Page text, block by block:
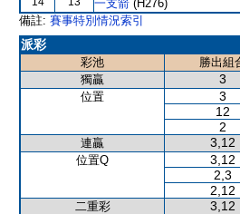
一支箭 (H276)
備註: 賽事特別情況索引
派彩
彩池 勝出組
獨贏
3
位置 3
12
2
連贏 3,12
位置Q 3,12
2,3
2,12
二重彩 3,12